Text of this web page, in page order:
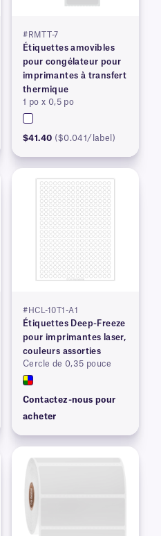
#RMTT-7
Étiquettes amovibles
pour congélateur pour
imprimantes à transfert
thermique
1 po x 0,5 po
$41.40 ($0.041/label)
#HCL-10T1-A1
Étiquettes Deep-Freeze
pour imprimantes laser,
couleurs assorties
Cercle de 0,35 pouce
Contactez-nous pour
acheter